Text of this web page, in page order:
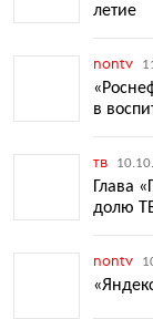
летие
nontv
в
тв
Глава
долю
nontv